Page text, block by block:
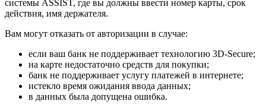
системы ASSIST, где вы должны ввести номер карты, срок
действия, имя держателя.
Вам могут отказать от авторизации в случае:
если ваш банк не поддерживает технологию 3D-Secure;
на карте недостаточно средств для покупки;
банк не поддерживает услугу платежей в интернете;
истекло время ожидания ввода данных;
в данных была допущена ошибка.